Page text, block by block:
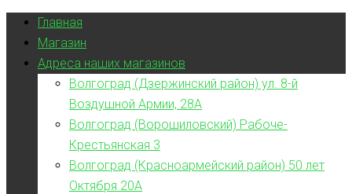
Главная
Магазин
Адреса наших магазинов
Волгоград (Дзержинский район) ул. 8-й
Воздушной Армии, 28А
Волгоград (Ворошиловский) Рабоче-
Крестьянская 3
Волгоград (Красноармейский район) 50 лет
Октября 20А